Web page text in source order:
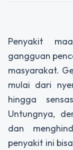
Penyakit
gangguan
masyarakat.
mulai dari
hingga
Untungnya,
dan
penyakit ini